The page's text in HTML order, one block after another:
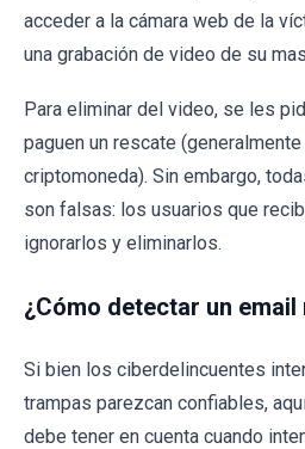
acceder a la cámara web de la
una grabación de video de su
Para eliminar del video, se les
paguen un rescate
criptomoneda). Sin embargo,
son falsas: los usuarios que
ignorarlos y eliminarlos.
¿Cómo detectar un
Si bien los ciberdelincuentes
trampas parezcan confiables,
debe tener en cuenta cuando